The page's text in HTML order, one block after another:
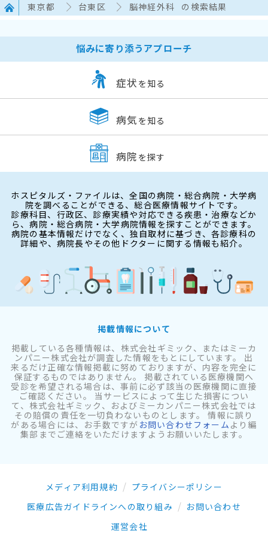
東京都 台東区 脳神経外科 の検索結果
悩みに寄り添うアプローチ
症状 を知る
病気 を知る
病院 を探す
ホスピタルズ・ファイルは、全国の病院・総合病院・大学病
院を調べることができる、総合医療情報サイトです。
診療科目、行政区、診療実績や対応できる疾患・治療などか
ら、病院・総合病院・大学病院情報を探すことができます。
病院の基本情報だけでなく、独自取材に基づき、各診療科の
詳細や、病院長やその他ドクターに関する情報も紹介。
掲載情報について
掲載している各種情報は、株式会社ギミック、またはミーカ
ンパニー株式会社が調査した情報をもとにしています。 出
来るだけ正確な情報掲載に努めておりますが、内容を完全に
保証するものではありません。 掲載されている医療機関へ
受診を希望される場合は、事前に必ず該当の医療機関に直接
ご確認ください。 当サービスによって生じた損害につい
て、株式会社ギミック、およびミーカンパニー株式会社では
その賠償の責任を一切負わないものとします。 情報に誤り
がある場合には、お手数ですが お問い合わせフォーム より編
集部までご連絡をいただけますようお願いいたします。
メディア利用規約
プライバシーポリシー
医療広告ガイドラインへの取り組み
お問い合わせ
運営会社